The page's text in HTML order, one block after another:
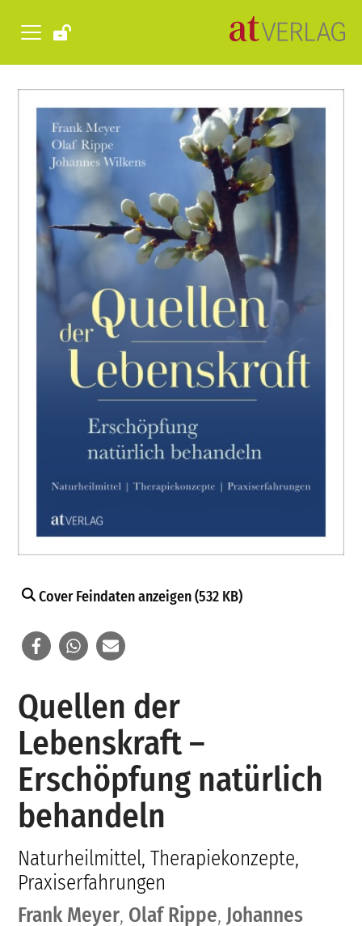
Cover Feindaten anzeigen (532 KB)
Quellen der
Lebenskraft –
Erschöpfung natürlich
behandeln
Naturheilmittel, Therapiekonzepte,
Praxiserfahrungen
Frank Meyer, Olaf Rippe, Johannes